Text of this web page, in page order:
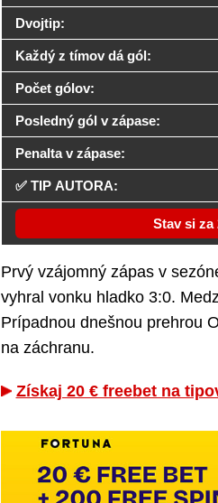
Dvojtip:
Každý z tímov dá gól:
Počet gólov:
Posledný gól v zápase:
Penalta v zápase:
✅ TIP AUTORA:
Stav si za
Prvý vzájomný zápas v
vyhral vonku hladko 3:0.
Prípadnou dnešnou prehrou
na záchranu.
Získaj 20 € freebet na